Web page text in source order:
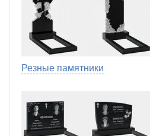
Резные памятники